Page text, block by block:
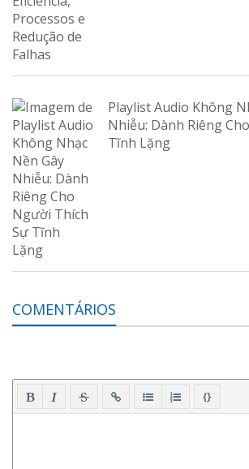
Playlist Audio Không
Nhiễu: Dành Riêng
Tĩnh Lặng
COMENTÁRIOS
{}